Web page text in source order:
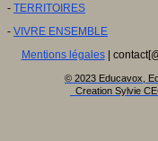
- TERRITOIRES
- VIVRE ENSEMBLE
Mentions légales|
© 2023 Educavox,
Creation Sylvie